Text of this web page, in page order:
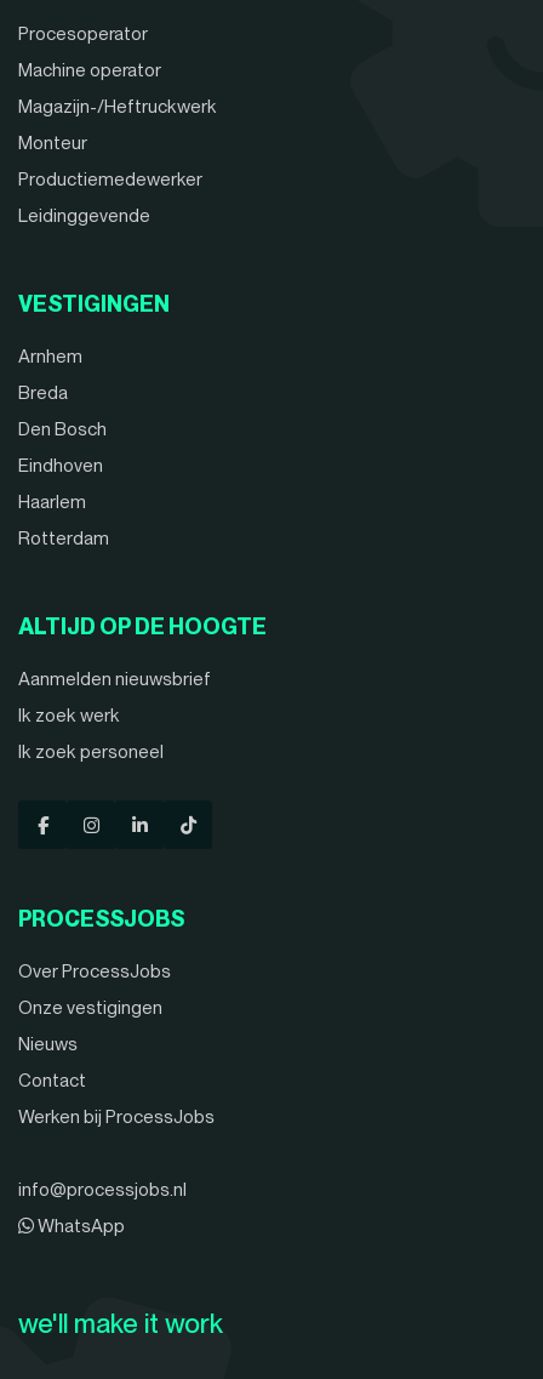
Procesoperator
Machine operator
Magazijn-/Heftruckwerk
Monteur
Productiemedewerker
Leidinggevende
VESTIGINGEN
Arnhem
Breda
Den Bosch
Eindhoven
Haarlem
Rotterdam
ALTIJD OP DE HOOGTE
Aanmelden nieuwsbrief
Ik zoek werk
Ik zoek personeel
PROCESSJOBS
Over ProcessJobs
Onze vestigingen
Nieuws
Contact
Werken bij ProcessJobs
info@processjobs.nl
WhatsApp
we'll make it work